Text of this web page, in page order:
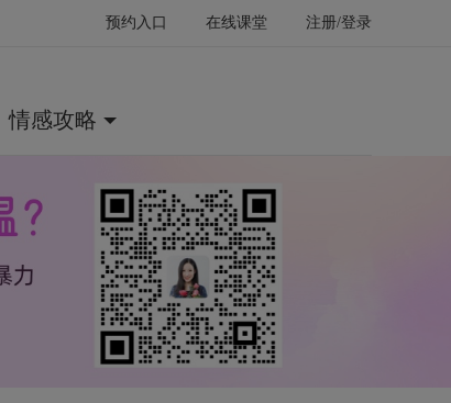
预约入口 在线课堂 注册/登录
情感攻略